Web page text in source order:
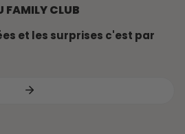
FAMILY CLUB
et les surprises c'est par